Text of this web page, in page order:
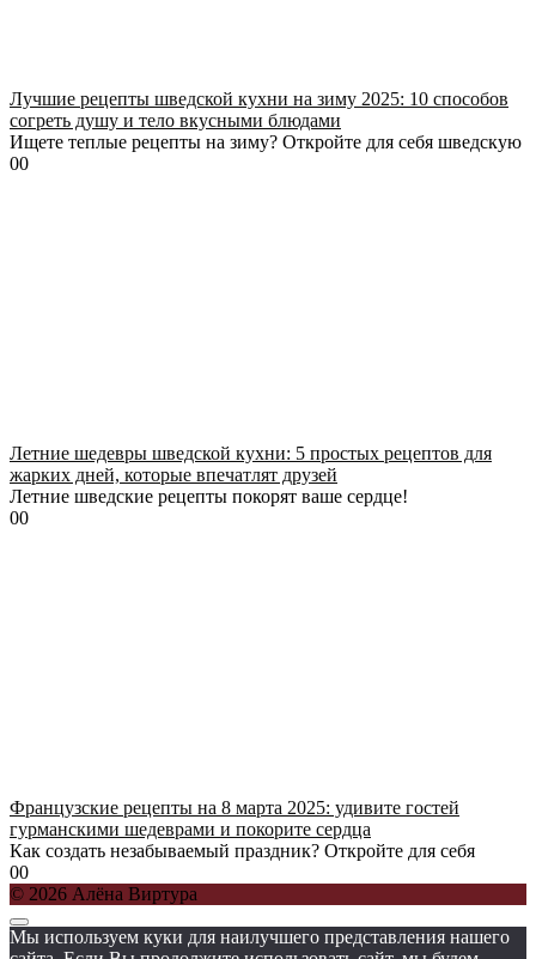
Лучшие рецепты шведской кухни на зиму 2025: 10 способов
согреть душу и тело вкусными блюдами
Ищете теплые рецепты на зиму? Откройте для себя шведскую
00
Летние шедевры шведской кухни: 5 простых рецептов для
жарких дней, которые впечатлят друзей
Летние шведские рецепты покорят ваше сердце!
00
Французские рецепты на 8 марта 2025: удивите гостей
гурманскими шедеврами и покорите сердца
Как создать незабываемый праздник? Откройте для себя
00
© 2026 Алёна Виртура
Мы используем куки для наилучшего представления нашего